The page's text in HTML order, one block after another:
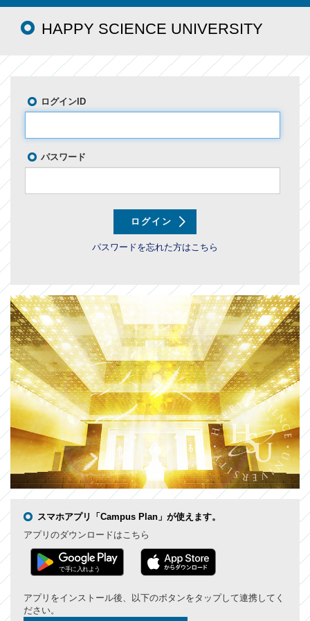
HAPPY SCIENCE UNIVERSITY
ログインID
パスワード
パスワードを忘れた方はこちら
スマホアプリ「Campus Plan」が使えます。
アプリのダウンロードはこちら
アプリをインストール後、以下のボタンをタップして連携してく
ださい。